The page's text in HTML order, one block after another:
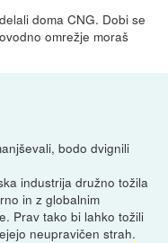
doma CNG. Dobi se
omrežje moraš
bodo dvignili
industrija družno tožila
in z globalnim
Prav tako bi lahko tožili
neupravičen strah.